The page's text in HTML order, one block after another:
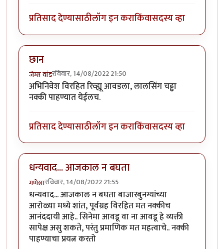
प्रतिसाद देण्यासाठीलॉग इन कराकिंवासदस्य व्हा
छान
जेम्स वांडरविवार, 14/08/2022 21:50
अभिनिवेश विरहित रिव्ह्यू आवडला, लालसिंग चढ्ढा
नक्की पाहण्यात येईलच.
प्रतिसाद देण्यासाठीलॉग इन कराकिंवासदस्य व्हा
धन्यवाद... आजकाल न बघता
गणेशारविवार, 14/08/2022 21:55
धन्यवाद... आजकाल न बघता बाजारबुनग्यांच्या
आरोळ्या मध्ये शांत, पूर्वग्रह विरहित मत नक्कीच
आनंददायी आहे.. सिनेमा आवडू वा ना आवडू हे व्यक्ती
सापेक्ष असु शकते, परंतु प्रमाणिक मत महत्वाचे.. नक्की
पाहण्याचा प्रयत्न करतो